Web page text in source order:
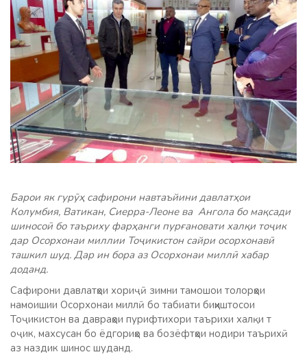
Барои як гурӯҳ сафирони навтаъйини давлатҳои
Колумбия, Ватикан, Сиерра-Леоне ва Ангола бо мақсади
шиносоӣ бо таъриху фарҳанги пурғановати халқи тоҷик
дар Осорхонаи миллии Тоҷикистон сайри осорхонавӣ
ташкил шуд. Дар ин бора аз Осорхонаи миллӣ хабар
доданд.
Сафирони давлатҳои хориҷӣ зимни тамошои толорҳои
намоишии Осорхонаи миллӣ бо табиати биҳиштосои
Тоҷикистон ва давраҳои пурифтихори таърихи халқи т
оҷик, махсусан бо ёдгориҳо ва бозёфтҳои нодири таърихӣ
аз наздик шинос шуданд.